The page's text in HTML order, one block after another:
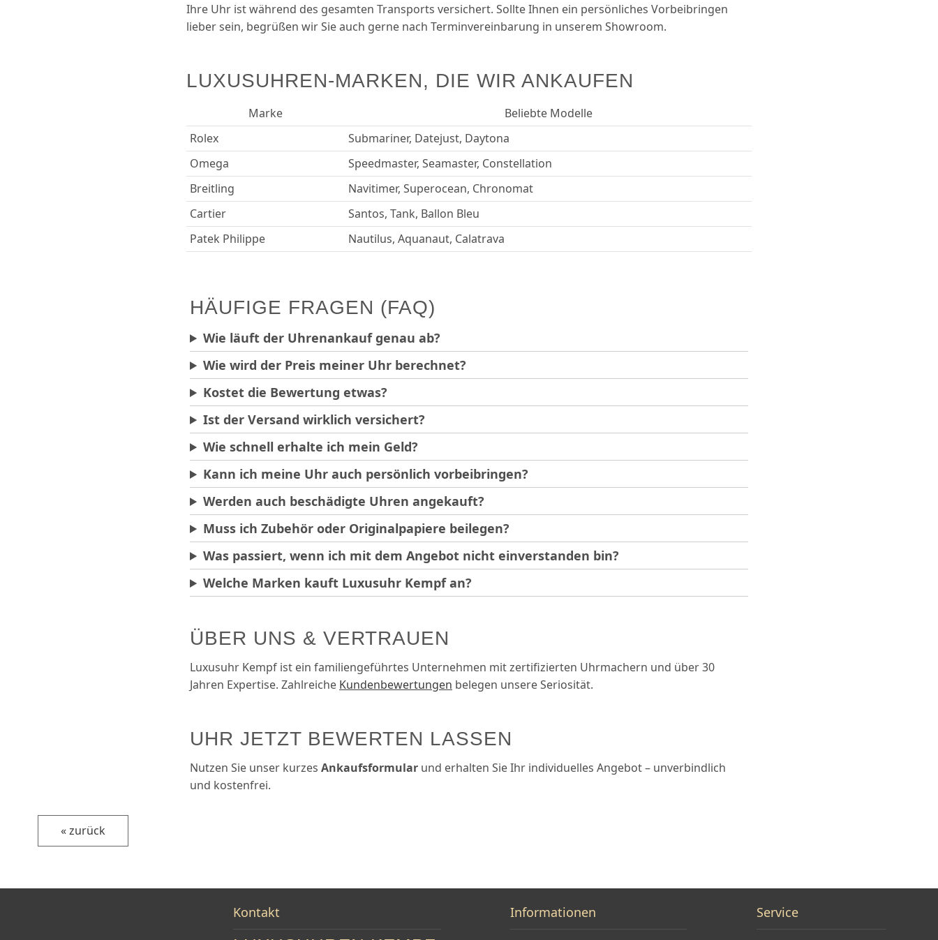
Ihre Uhr ist während des gesamten Transports versichert. Sollte Ihnen ein persönliches Vorbeibringen
lieber sein, begrüßen wir Sie auch gerne nach Termin­vereinbarung in unserem Showroom.
LUXUSUHREN-MARKEN, DIE WIR ANKAUFEN
Marke
Beliebte Modelle
Rolex
Submariner, Datejust, Daytona
Omega
Speedmaster, Seamaster, Constellation
Breitling
Navitimer, Superocean, Chronomat
Cartier
Santos, Tank, Ballon Bleu
Patek Philippe
Nautilus, Aquanaut, Calatrava
HÄUFIGE FRAGEN (FAQ)
Wie läuft der Uhrenankauf genau ab?
Wie wird der Preis meiner Uhr berechnet?
Kostet die Bewertung etwas?
Ist der Versand wirklich versichert?
Wie schnell erhalte ich mein Geld?
Kann ich meine Uhr auch persönlich vorbeibringen?
Werden auch beschädigte Uhren angekauft?
Muss ich Zubehör oder Originalpapiere beilegen?
Was passiert, wenn ich mit dem Angebot nicht einverstanden bin?
Welche Marken kauft Luxusuhr Kempf an?
ÜBER UNS & VERTRAUEN
Luxusuhr Kempf ist ein familien­geführtes Unternehmen mit zertifizierten Uhrmachern und über 30
Jahren Expertise. Zahlreiche Kundenbewertungen belegen unsere Seriosität.
UHR JETZT BEWERTEN LASSEN
Nutzen Sie unser kurzes Ankaufs­formular und erhalten Sie Ihr individuelles Angebot – unverbindlich
und kostenfrei.
« zurück
Kontakt Informationen Service